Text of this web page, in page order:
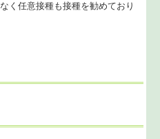
く任意接種も接種を勧めており